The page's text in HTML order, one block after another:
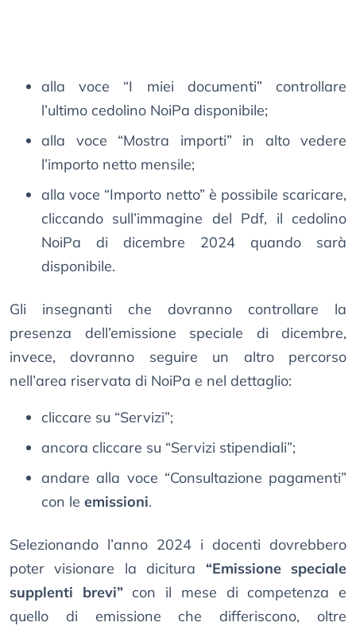
alla voce “I miei documenti” controllare
l’ultimo cedolino NoiPa disponibile;
alla voce “Mostra importi” in alto vedere
l’importo netto mensile;
alla voce “Importo netto” è possibile scaricare,
cliccando sull’immagine del Pdf, il cedolino
NoiPa di dicembre 2024 quando sarà
disponibile.
Gli insegnanti che dovranno controllare la
presenza dell’emissione speciale di dicembre,
invece, dovranno seguire un altro percorso
nell’area riservata di NoiPa e nel dettaglio:
cliccare su “Servizi”;
ancora cliccare su “Servizi stipendiali”;
andare alla voce “Consultazione pagamenti”
con le emissioni.
Selezionando l’anno 2024 i docenti dovrebbero
poter visionare la dicitura “Emissione speciale
supplenti brevi” con il mese di competenza e
quello di emissione che differiscono, oltre